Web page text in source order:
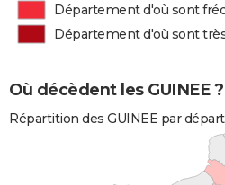
Département d'où sont
Département d'où sont
Où décèdent les GUINEE ?
Répartition des GUINEE par